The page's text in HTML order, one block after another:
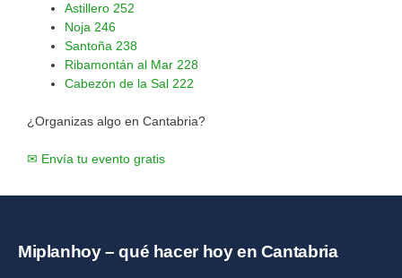
Astillero 252
Noja 246
Santoña 238
Ribamontán al Mar 228
Cabezón de la Sal 222
¿Organizas algo en Cantabria?
✉ Envía tu evento gratis
Miplanhoy – qué hacer hoy en Cantabria